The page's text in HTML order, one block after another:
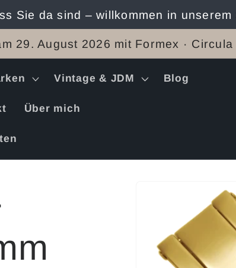
Sie da sind – willkommen in unserem
29. August 2026 mit Formex · Circula
Vintage & JDM Blog
Über mich